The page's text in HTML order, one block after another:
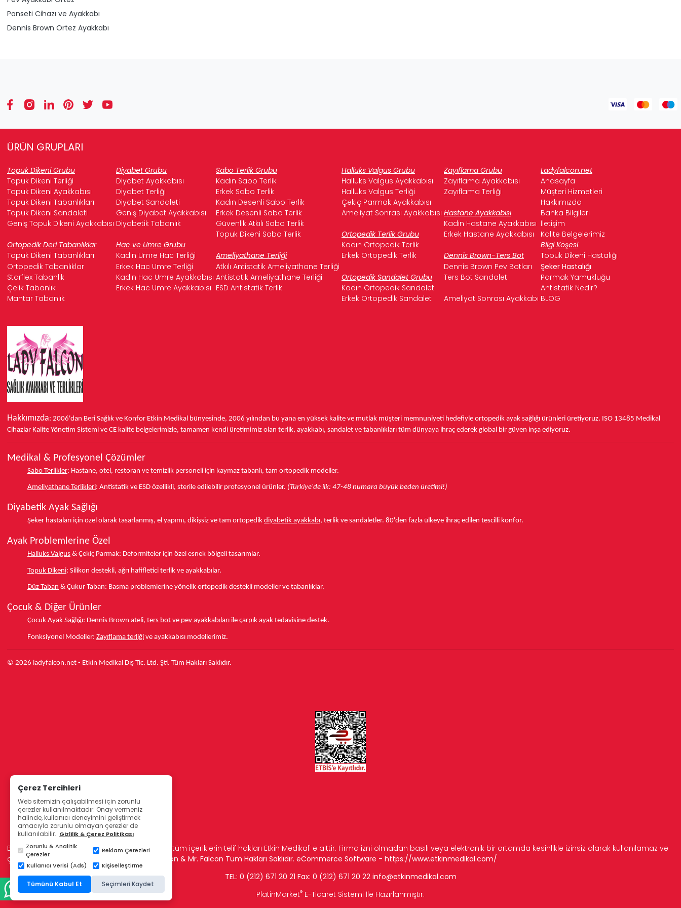
Ponseti Cihazı ve Ayakkabı
Dennis Brown Ortez Ayakkabı
ÜRÜN GRUPLARI
Topuk Dikeni Grubu Diyabet Grubu Sabo Terlik Grubu Halluks Valgus Grubu Zayıflama Grubu
Ladyfalcon.net
Topuk Dikeni Terliği
Diyabet Ayakkabısı Kadın Sabo Terlik Halluks Valgus Ayakkabısı Zayıflama Ayakkabısı
Anasayfa
Topuk Dikeni Ayakkabısı
Diyabet Terliği Erkek Sabo Terlik Halluks Valgus Terliği Zayıflama Terliği
Müşteri Hizmetleri
Topuk Dikeni Tabanlıkları
Diyabet Sandaleti Kadın Desenli Sabo Terlik Çekiç Parmak Ayakkabısı
Hakkımızda
Topuk Dikeni Sandaleti
Geniş Diyabet Ayakkabısı Erkek Desenli Sabo Terlik Ameliyat Sonrası Ayakkabısı Hastane Ayakkabısı
Banka Bilgileri
Geniş Topuk Dikeni Ayakkabısı Diyabetik Tabanlık Güvenlik Atkılı Sabo Terlik Kadın Hastane Ayakkabısı İletişim
Topuk Dikeni Sabo Terlik
Ortopedik Terlik Grubu Erkek Hastane Ayakkabısı
Kalite Belgelerimiz
Ortopedik Deri Tabanlıklar
Hac ve Umre Grubu Kadın Ortopedik Terlik
Bilgi Köşesi
Topuk Dikeni Tabanlıkları
Kadın Umre Hac Terliği Ameliyathane Terliği Erkek Ortopedik Terlik Dennis Brown-Ters Bot
Topuk Dikeni Hastalığı
Ortopedik Tabanlıklar
Erkek Hac Umre Terliği Atkılı Antistatik Ameliyathane Terliği Dennis Brown Pev Botları
Şeker Hastalığı
Starflex Tabanlık
Kadın Hac Umre Ayakkabısı Antistatik Ameliyathane Terliği Ortopedik Sandalet Grubu Ters Bot Sandalet
Parmak Yamukluğu
Çelik Tabanlık
Erkek Hac Umre Ayakkabısı ESD Antistatik Terlik Kadın Ortopedik Sandalet
Antistatik Nedir?
Mantar Tabanlık
Erkek Ortopedik Sandalet Ameliyat Sonrası Ayakkabı BLOG
Hakkımızda: 2006'dan Beri Sağlık ve Konfor Etkin Medikal bünyesinde, 2006 yılından bu yana en yüksek kalite ve mutlak müşteri memnuniyeti hedefiyle ortopedik ayak sağlığı ürünleri üretiyoruz. ISO 13485 Medikal
Cihazlar Kalite Yönetim Sistemi ve CE kalite belgelerimizle, tamamen kendi üretimimiz olan terlik, ayakkabı, sandalet ve tabanlıkları tüm dünyaya ihraç ederek global bir güven inşa ediyoruz.
Medikal & Profesyonel Çözümler
Sabo Terlikler: Hastane, otel, restoran ve temizlik personeli için kaymaz tabanlı, tam ortopedik modeller.
Ameliyathane Terlikleri: Antistatik ve ESD özellikli, sterile edilebilir profesyonel ürünler. (Türkiye'de ilk: 47-48 numara büyük beden üretimi!)
Diyabetik Ayak Sağlığı
Şeker hastaları için özel olarak tasarlanmış, el yapımı, dikişsiz ve tam ortopedik diyabetik ayakkabı, terlik ve sandaletler. 80'den fazla ülkeye ihraç edilen tescilli konfor.
Ayak Problemlerine Özel
Halluks Valgus & Çekiç Parmak: Deformiteler için özel esnek bölgeli tasarımlar.
Topuk Dikeni: Silikon destekli, ağrı hafifletici terlik ve ayakkabılar.
Düz Taban & Çukur Taban: Basma problemlerine yönelik ortopedik destekli modeller ve tabanlıklar.
Çocuk & Diğer Ürünler
Çocuk Ayak Sağlığı: Dennis Brown ateli, ters bot ve pev ayakkabıları ile çarpık ayak tedavisine destek.
Fonksiyonel Modeller: Zayıflama terliği ve ayakkabısı modellerimiz.
© 2026 ladyfalcon.net - Etkin Medikal Dış Tic. Ltd. Şti. Tüm Hakları Saklıdır.
Bu sitede kullanılan resimler, metinler ve diğer tüm içeriklerin telif hakları Etkin Medikal' e aittir. Firma izni olmadan basılı veya elektronik bir ortamda kesinlikle izinsiz olarak kullanılamaz ve
çoğaltılamaz.
© Etkin Medikal 2006 - Lady Falcon & Mr. Falcon Tüm Hakları Saklıdır. eCommerce Software - https://www.etkinmedikal.com/
TEL: 0 (212) 671 20 21 Fax: 0 (212) 671 20 22 info@etkinmedikal.com
PlatinMarket® E-Ticaret Sistemi İle Hazırlanmıştır.
Çerez Tercihleri
Web sitemizin çalışabilmesi için zorunlu
çerezler kullanılmaktadır. Onay vermeniz
halinde, kullanıcı deneyimini geliştirmek
amacıyla zorunlu olmayan çerezler de
kullanılabilir. Gizlilik & Çerez Politikası
Zorunlu & Analitik
Çerezler
Reklam Çerezleri
Kullanıcı Verisi (Ads)
Kişiselleştirme
Tümünü Kabul Et Seçimleri Kaydet